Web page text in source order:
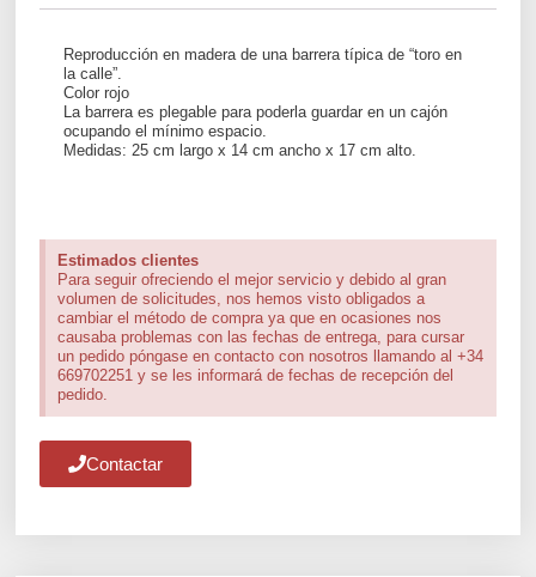
Reproducción en madera de una barrera típica de “toro en
la calle”.
Color rojo
La barrera es plegable para poderla guardar en un cajón
ocupando el mínimo espacio.
Medidas: 25 cm largo x 14 cm ancho x 17 cm alto.
Estimados clientes
Para seguir ofreciendo el mejor servicio y debido al gran
volumen de solicitudes, nos hemos visto obligados a
cambiar el método de compra ya que en ocasiones nos
causaba problemas con las fechas de entrega, para cursar
un pedido póngase en contacto con nosotros llamando al +34
669702251 y se les informará de fechas de recepción del
pedido.
Contactar